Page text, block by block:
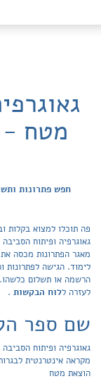
מטח -
חפש פתרונות
פה תוכלו למצוא בקלות
לימוד. הגישה לפתרונות
הרשמה או תשלום כלשהו.
לעזרה ללוח הבקשות .
שם ספר
גאוגרפיה ופיתוח הסביבה
מקראה אינטרנטית
הוצאת מטח